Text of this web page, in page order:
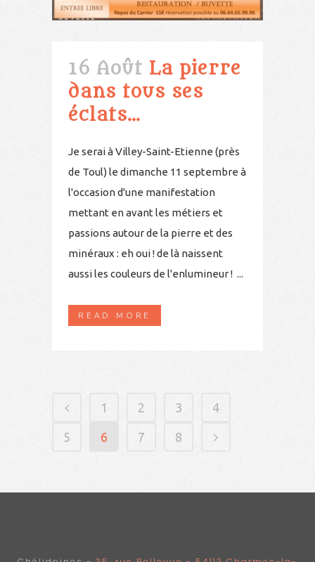
16 Août La pierre
dans tous ses
éclats…
Je serai à Villey-Saint-Etienne (près
de Toul) le dimanche 11 septembre à
l'occasion d'une manifestation
mettant en avant les métiers et
passions autour de la pierre et des
minéraux : eh oui ! de là naissent
aussi les couleurs de l'enlumineur ! ...
READ MORE
1 2 3 4
5 6 7 8